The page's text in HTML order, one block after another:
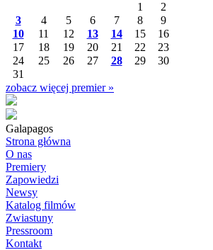
1
2
3
4 5 6 7 8
9
10
11 12 13 14 15
16
17
18 19 20 21 22
23
24
25 26 27 28 29
30
31
zobacz więcej premier »
Galapagos
Strona główna
O nas
Premiery
Zapowiedzi
Newsy
Katalog filmów
Zwiastuny
Pressroom
Kontakt